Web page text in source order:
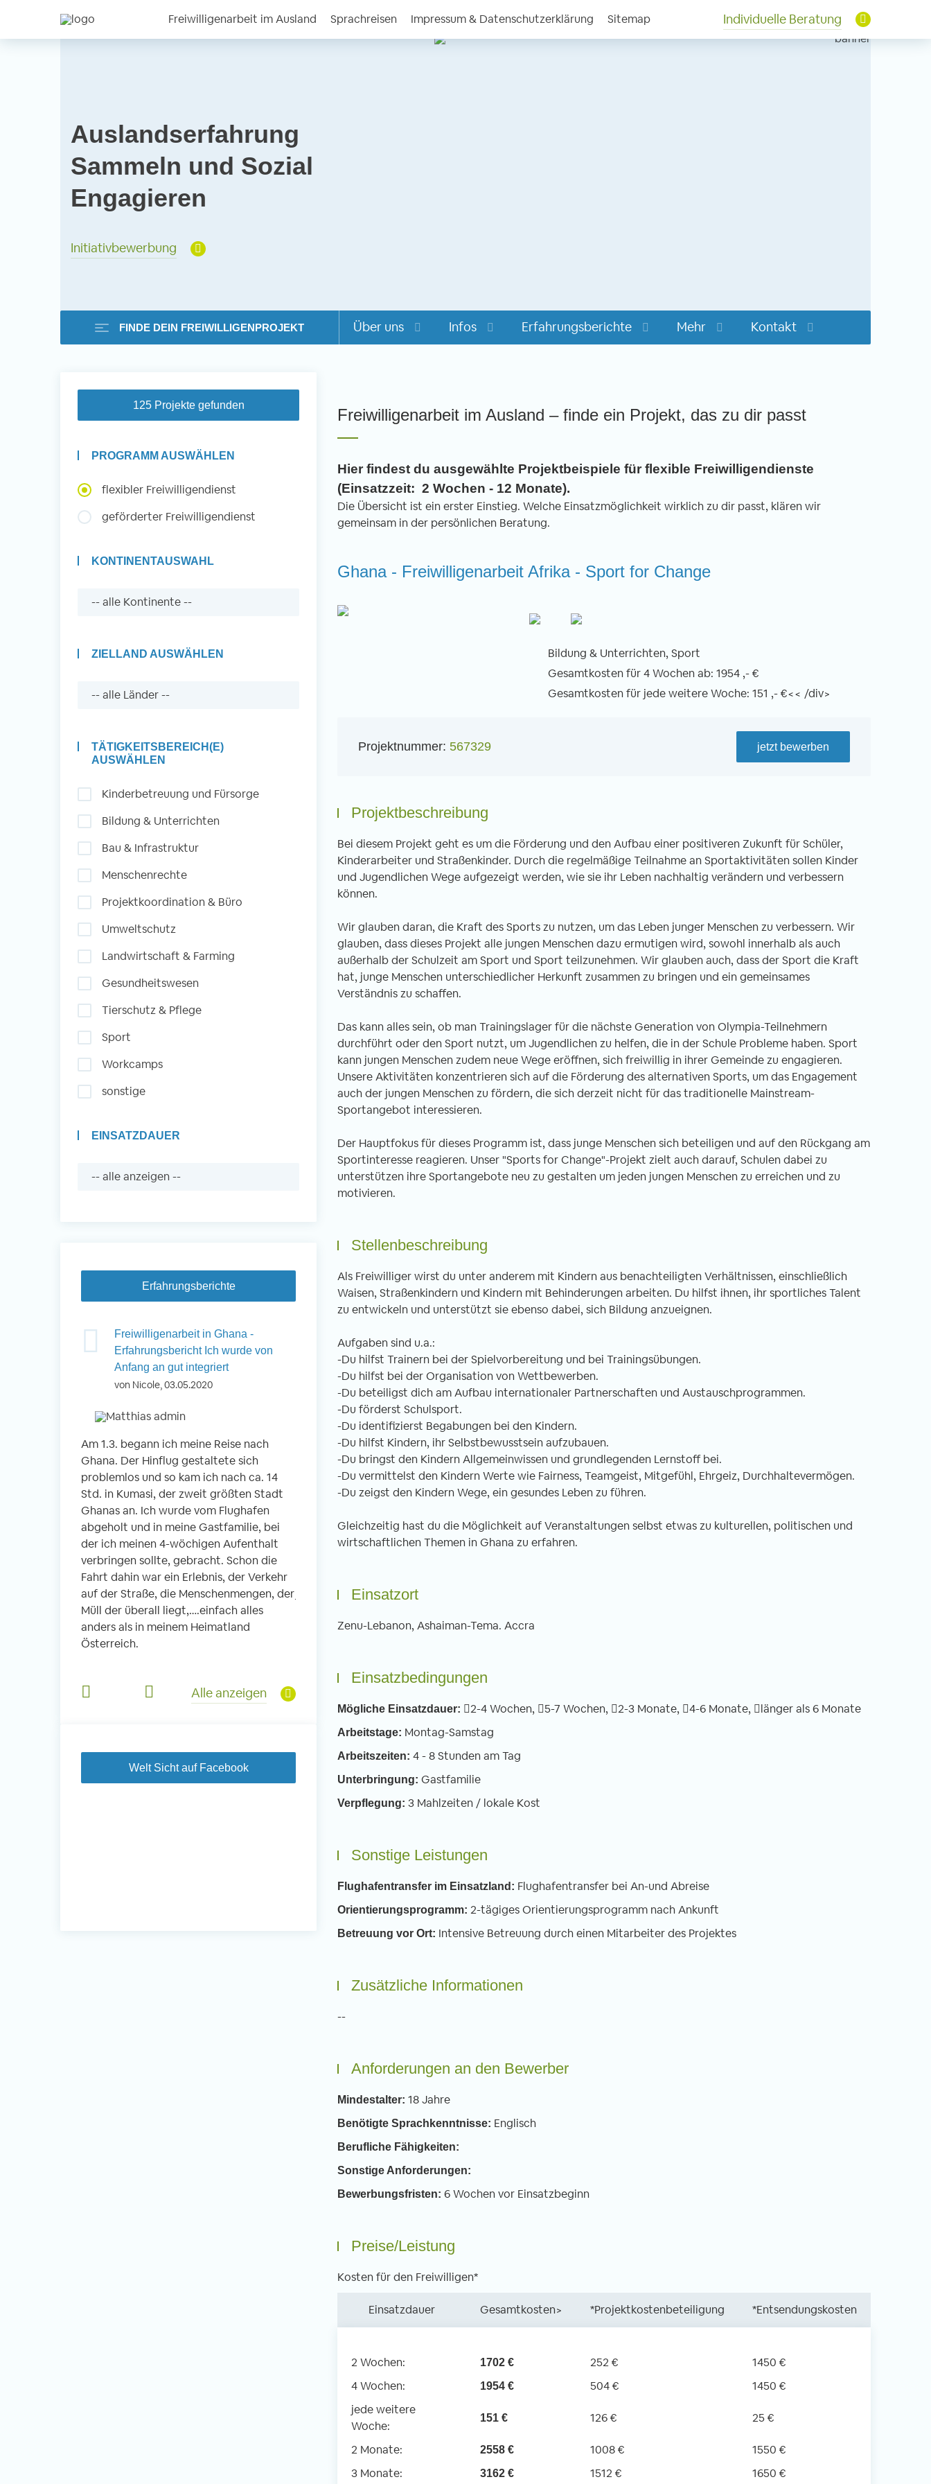
Freiwilligenarbeit im Ausland Sprachreisen Impressum & Datenschutzerklärung Sitemap Individuelle Beratung
Auslandserfahrung
Sammeln und Sozial
Engagieren
Initiativbewerbung
Freiwilligenarbeit im
Ausland -
Erfahrungsberichte
Auslandserfahrung
Engagieren
Initiativbewerbung
Auslandserfahrung
Sammeln und Sozial
Engagieren
FINDE DEIN FREIWILLIGENPROJEKT Über uns Infos Erfahrungsberichte Mehr Kontakt
125 Projekte gefunden
PROGRAMM AUSWÄHLEN
flexibler Freiwilligendienst
geförderter Freiwilligendienst
KONTINENTAUSWAHL
ZIELLAND AUSWÄHLEN
TÄTIGKEITSBEREICH(E)
AUSWÄHLEN
Kinderbetreuung und Fürsorge
Bildung & Unterrichten
Bau & Infrastruktur
Menschenrechte
Projektkoordination & Büro
Umweltschutz
Landwirtschaft & Farming
Gesundheitswesen
Tierschutz & Pflege
Sport
Workcamps
sonstige
EINSATZDAUER
Erfahrungsberichte
Freiwilligenarbeit in Ghana -
Erfahrungsbericht Ich wurde von
Anfang an gut integriert
von Nicole, 03.05.2020
Am 1.3. begann ich meine Reise nach
Ghana. Der Hinflug gestaltete sich
problemlos und so kam ich nach ca. 14
Std. in Kumasi, der zweit größten Stadt
Ghanas an. Ich wurde vom Flughafen
abgeholt und in meine Gastfamilie, bei
der ich meinen 4-wöchigen Aufenthalt
verbringen sollte, gebracht. Schon die
Fahrt dahin war ein Erlebnis, der Verkehr
auf der Straße, die Menschenmengen, der
Müll der überall liegt,….einfach alles
anders als in meinem Heimatland
Österreich.
Erfahrungsbericht 6 Wochen
Unterrichten im Norden Thailands
Von Januar bis Ende Februar half ich in
einer Schule in Uttaradit beim
Englischunterrichten mit. Direkt von
Anfang an fühlte ich mich sehr
Betreuer als auch von den anderen
Freiwilligen geholfen mich zu recht zu
jedoch in der Schule war verflogen alle
herzlich begrüßt wurde. Wir
die Klassen in kleinere Gruppen auf mit
tibetischen Kloster
Mein dreiwöchiger Freiwilligen-Einsatz
führte mich ins ferne Nepal – genauer
gesagt in ein tibetisches Kloster am
nordöstlichen Stadtrand Kathmandus.
wird man als Europäer mit einer komplett
anderen Welt konfrontiert. Obwohl
Man muss sich da erst mal etwas
for you! Ein Satz, den man immer wieder
wie frisch geduscht aussieht. Ein
Alle anzeigen
Welt Sicht auf Facebook
Freiwilligenarbeit im Ausland – finde ein Projekt, das zu dir passt
Hier findest du ausgewählte Projektbeispiele für flexible Freiwilligendienste
(Einsatzzeit: 2 Wochen - 12 Monate).
Die Übersicht ist ein erster Einstieg. Welche Einsatzmöglichkeit wirklich zu dir passt, klären wir
gemeinsam in der persönlichen Beratung.
Ghana - Freiwilligenarbeit Afrika - Sport for Change
Bildung & Unterrichten, Sport
Gesamtkosten für 4 Wochen ab: 1954 ,- €
Gesamtkosten für jede weitere Woche: 151 ,- €<< /div>
Projektnummer: 567329 jetzt bewerben
Projektbeschreibung
Bei diesem Projekt geht es um die Förderung und den Aufbau einer positiveren Zukunft für Schüler,
Kinderarbeiter und Straßenkinder. Durch die regelmäßige Teilnahme an Sportaktivitäten sollen Kinder
und Jugendlichen Wege aufgezeigt werden, wie sie ihr Leben nachhaltig verändern und verbessern
können.
Wir glauben daran, die Kraft des Sports zu nutzen, um das Leben junger Menschen zu verbessern. Wir
glauben, dass dieses Projekt alle jungen Menschen dazu ermutigen wird, sowohl innerhalb als auch
außerhalb der Schulzeit am Sport und Sport teilzunehmen. Wir glauben auch, dass der Sport die Kraft
hat, junge Menschen unterschiedlicher Herkunft zusammen zu bringen und ein gemeinsames
Verständnis zu schaffen.
Das kann alles sein, ob man Trainingslager für die nächste Generation von Olympia-Teilnehmern
durchführt oder den Sport nutzt, um Jugendlichen zu helfen, die in der Schule Probleme haben. Sport
kann jungen Menschen zudem neue Wege eröffnen, sich freiwillig in ihrer Gemeinde zu engagieren.
Unsere Aktivitäten konzentrieren sich auf die Förderung des alternativen Sports, um das Engagement
auch der jungen Menschen zu fördern, die sich derzeit nicht für das traditionelle Mainstream-
Sportangebot interessieren.
Der Hauptfokus für dieses Programm ist, dass junge Menschen sich beteiligen und auf den Rückgang am
Sportinteresse reagieren. Unser "Sports for Change"-Projekt zielt auch darauf, Schulen dabei zu
unterstützen ihre Sportangebote neu zu gestalten um jeden jungen Menschen zu erreichen und zu
motivieren.
Stellenbeschreibung
Als Freiwilliger wirst du unter anderem mit Kindern aus benachteiligten Verhältnissen, einschließlich
Waisen, Straßenkindern und Kindern mit Behinderungen arbeiten. Du hilfst ihnen, ihr sportliches Talent
zu entwickeln und unterstützt sie ebenso dabei, sich Bildung anzueignen.
Aufgaben sind u.a.:
-Du hilfst Trainern bei der Spielvorbereitung und bei Trainingsübungen.
-Du hilfst bei der Organisation von Wettbewerben.
-Du beteiligst dich am Aufbau internationaler Partnerschaften und Austauschprogrammen.
-Du förderst Schulsport.
-Du identifizierst Begabungen bei den Kindern.
-Du hilfst Kindern, ihr Selbstbewusstsein aufzubauen.
-Du bringst den Kindern Allgemeinwissen und grundlegenden Lernstoff bei.
-Du vermittelst den Kindern Werte wie Fairness, Teamgeist, Mitgefühl, Ehrgeiz, Durchhaltevermögen.
-Du zeigst den Kindern Wege, ein gesundes Leben zu führen.
Gleichzeitig hast du die Möglichkeit auf Veranstaltungen selbst etwas zu kulturellen, politischen und
wirtschaftlichen Themen in Ghana zu erfahren.
Einsatzort
Zenu-Lebanon, Ashaiman-Tema. Accra
Einsatzbedingungen
Mögliche Einsatzdauer: 2-4 Wochen, 5-7 Wochen, 2-3 Monate, 4-6 Monate, länger als 6 Monate
Arbeitstage: Montag-Samstag
Arbeitszeiten: 4 - 8 Stunden am Tag
Unterbringung: Gastfamilie
Verpflegung: 3 Mahlzeiten / lokale Kost
Sonstige Leistungen
Flughafentransfer im Einsatzland: Flughafentransfer bei An-und Abreise
Orientierungsprogramm: 2-tägiges Orientierungsprogramm nach Ankunft
Betreuung vor Ort: Intensive Betreuung durch einen Mitarbeiter des Projektes
Zusätzliche Informationen
--
Anforderungen an den Bewerber
Mindestalter: 18 Jahre
Benötigte Sprachkenntnisse: Englisch
Berufliche Fähigkeiten:
Sonstige Anforderungen:
Bewerbungsfristen: 6 Wochen vor Einsatzbeginn
Preise/Leistung
Kosten für den Freiwilligen*
Einsatzdauer Gesamtkosten> *Projektkostenbeteiligung *Entsendungskosten
2 Wochen: 1702 € 252 €
1450 €
4 Wochen:
1954 € 504 €
1450 €
jede weitere
Woche:
151 € 126 € 25 €
2 Monate: 2558 € 1008 €
1550 €
3 Monate:
3162 € 1512 € 1650 €